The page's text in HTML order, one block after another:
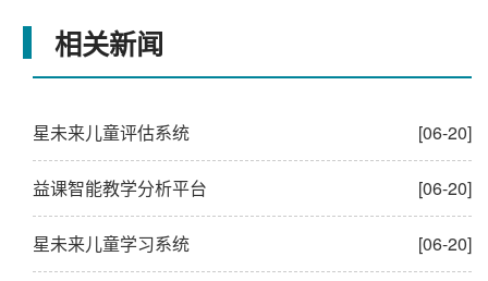
相关新闻
[06-20]
星未来儿童评估系统
[06-20]
益课智能教学分析平台
[06-20]
星未来儿童学习系统